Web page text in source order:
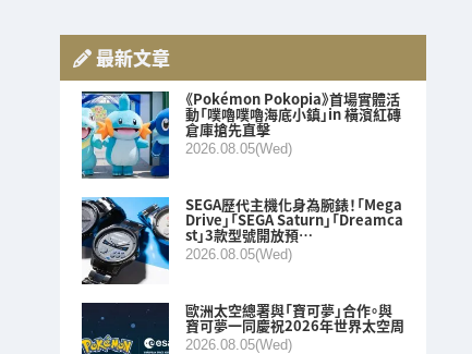
最新文章
《Pokémon Pokopia》首場實體活
動「噗嚕噗嚕海底小鎮」in 橫濱紅磚
倉庫搶先直擊
2026.08.05(Wed)
SEGA歷代主機化身為腕錶！「Mega
Drive」「SEGA Saturn」「Dreamca
st」3款型號開放預…
2026.08.05(Wed)
歐洲太空總署與「寶可夢」合作。與
寶可夢一同慶祝2026年世界太空周
2026.08.05(Wed)